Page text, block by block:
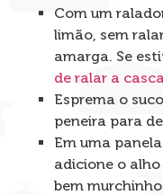
Com um
limão, sem
amarga. Se
de ralar a
Esprema o
peneira para
Em uma
adicione o
bem